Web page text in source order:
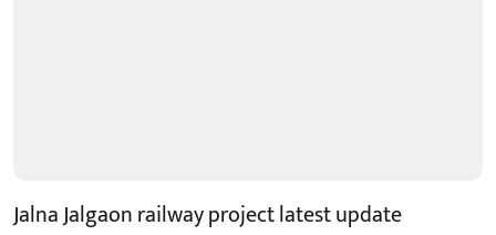
Jalna Jalgaon railway project latest update